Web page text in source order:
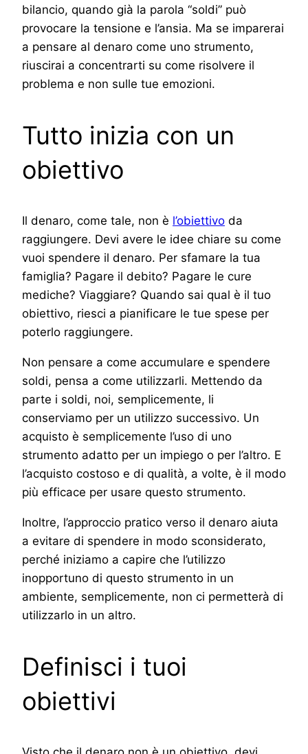
bilancio, quando già la parola “soldi” può
provocare la tensione e l’ansia. Ma se imparerai
a pensare al denaro come uno strumento,
riuscirai a concentrarti su come risolvere il
problema e non sulle tue emozioni.
Tutto inizia con un
obiettivo
Il denaro, come tale, non è l’obiettivo da
raggiungere. Devi avere le idee chiare su come
vuoi spendere il denaro. Per sfamare la tua
famiglia? Pagare il debito? Pagare le cure
mediche? Viaggiare? Quando sai qual è il tuo
obiettivo, riesci a pianificare le tue spese per
poterlo raggiungere.
Non pensare a come accumulare e spendere
soldi, pensa a come utilizzarli. Mettendo da
parte i soldi, noi, semplicemente, li
conserviamo per un utilizzo successivo. Un
acquisto è semplicemente l’uso di uno
strumento adatto per un impiego o per l’altro. E
l’acquisto costoso e di qualità, a volte, è il modo
più efficace per usare questo strumento.
Inoltre, l’approccio pratico verso il denaro aiuta
a evitare di spendere in modo sconsiderato,
perché iniziamo a capire che l’utilizzo
inopportuno di questo strumento in un
ambiente, semplicemente, non ci permetterà di
utilizzarlo in un altro.
Definisci i tuoi
obiettivi